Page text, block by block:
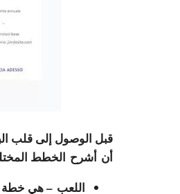
قبل الوصول إلى قلب
أن أشرح الخطط
اللعب